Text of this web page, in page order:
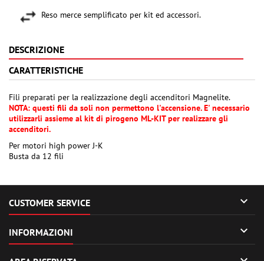
Reso merce semplificato per kit ed accessori.
DESCRIZIONE
CARATTERISTICHE
Fili preparati per la realizzazione degli accenditori Magnelite.
NOTA: questi fili da soli non permettono l'accensione. E' necessario
utilizzarli assieme al kit di pirogeno ML-KIT per realizzare gli
accenditori.
Per motori high power J-K
Busta da 12 fili
CUSTOMER SERVICE 
INFORMAZIONI 